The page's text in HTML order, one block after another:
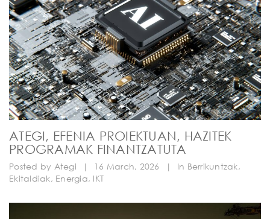
ATEGI, EFENIA PROIEKTUAN, HAZITEK
PROGRAMAK FINANTZATUTA
Posted by Ategi | 16 March, 2026 | In Berrikuntzak,
Ekitaldiak, Energia, IKT